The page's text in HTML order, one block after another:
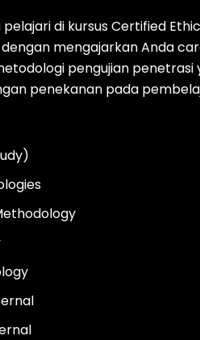
di kursus Certified
mengajarkan Anda
pengujian penetrasi
penekanan pada